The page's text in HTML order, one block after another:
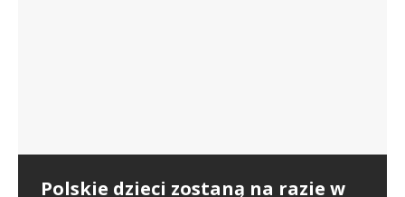
Polskie dzieci zostaną na razie w
Dlaczego Polacy emigrują do
Niemiec? Co jest tam, czego nie
Radio LORA München
Międzynarodowe Stowarzyszenie Przeciw